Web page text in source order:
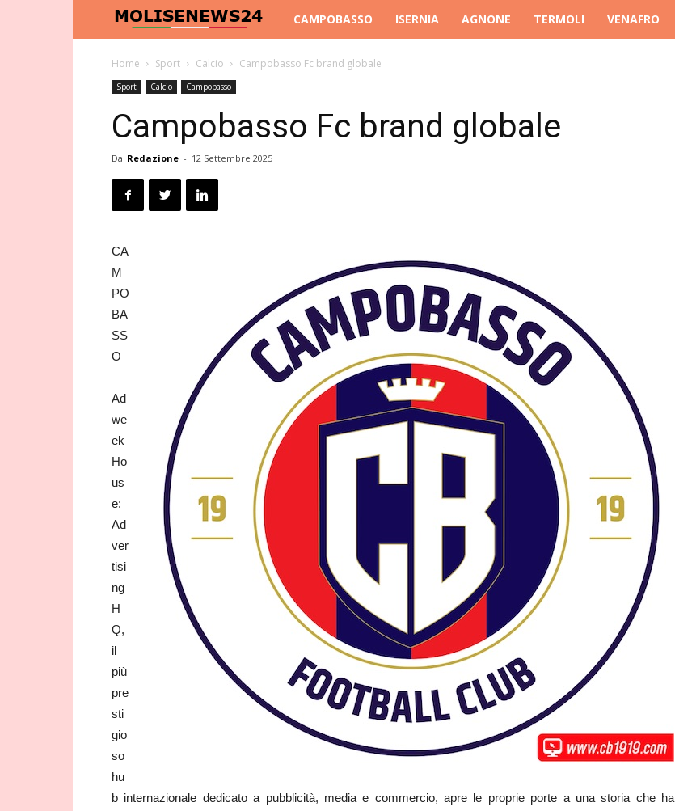
Molise
News
CAMPOBASSO ISERNIA AGNONE TERMOLI VENAFRO
Home Sport Calcio Campobasso Fc brand globale
Sport Calcio Campobasso
Campobasso Fc brand globale
Da Redazione - 12 Settembre 2025
CA
M
PO
BA
SS
O
–
Ad
we
ek
Ho
us
e:
Ad
ver
tisi
ng
H
Q,
il
più
pre
sti
gio
so
hu
b internazionale dedicato a pubblicità, media e commercio, apre le proprie porte a una storia che ha